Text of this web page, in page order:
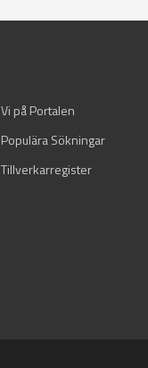
Vi på Portalen
Populära Sökningar
Tillverkarregister